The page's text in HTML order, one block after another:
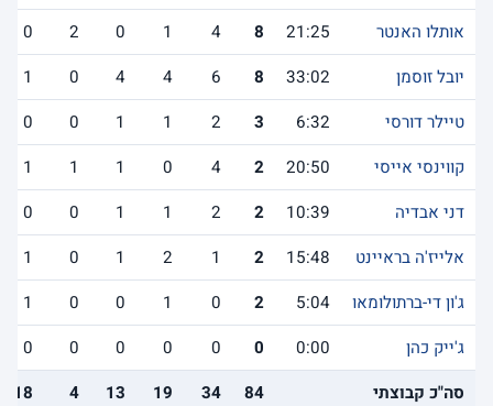
אותלו האנטר
21:25
8
4
1
0
2
0
יובל זוסמן
33:02
8
6
4
4
0
1
טיילר דורסי
6:32
3
2
1
1
0
0
קווינסי אייסי
20:50
2
4
0
1
1
1
דני אבדיה
10:39
2
2
1
1
0
0
אלייז'ה בראיינט
15:48
2
1
2
1
0
1
ג'ון די-ברתולומאו
5:04
2
0
1
0
0
1
ג'ייק כהן
0:00
0
0
0
0
0
0
סה"כ קבוצתי
84
34
19
13
4
18